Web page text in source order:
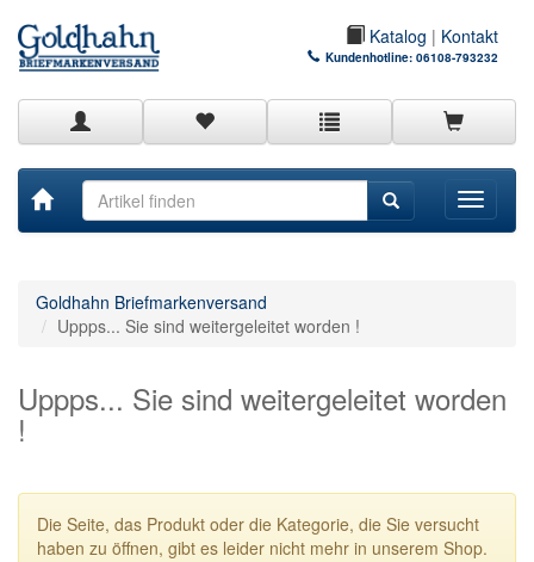
Katalog | Kontakt
Kundenhotline: 06108-793232
Toggle
Goldhahn Briefmarkenversand
Uppps... Sie sind weitergeleitet worden !
Uppps... Sie sind weitergeleitet worden
!
Die Seite, das Produkt oder die Kategorie, die Sie versucht
haben zu öffnen, gibt es leider nicht mehr in unserem Shop.